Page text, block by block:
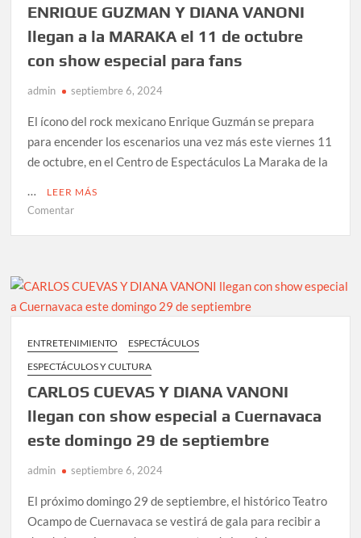
su
armado”
Sierreño
y
Mariachi
ENRIQUE GUZMAN Y DIANA VANONI
llegan a la MARAKA el 11 de octubre
con show especial para fans
admin septiembre 6, 2024
El ícono del rock mexicano Enrique Guzmán se prepara
para encender los escenarios una vez más este viernes 11
de octubre, en el Centro de Espectáculos La Maraka de la
…
LEER MÁS
Comentaren
DIANA
llegan
la
MARAKA
el
de
octubre
show
especial
fans
ENTRETENIMIENTO
ESPECTÁCULOS
ESPECTÁCULOS Y CULTURA
CARLOS CUEVAS Y DIANA VANONI
llegan con show especial a Cuernavaca
este domingo 29 de septiembre
admin septiembre 6, 2024
El próximo domingo 29 de septiembre, el histórico Teatro
Ocampo de Cuernavaca se vestirá de gala para recibir a